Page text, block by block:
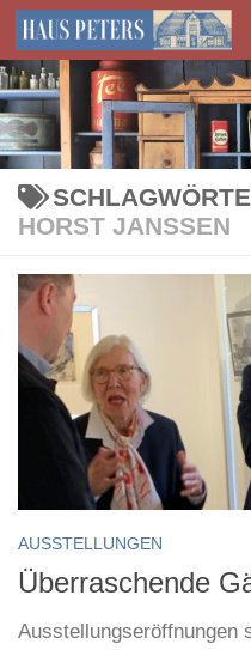
Zum Inhalt springen
HORST JANSSEN
AUSSTELLUNGEN
Überraschende
Ausstellungseröffnungen